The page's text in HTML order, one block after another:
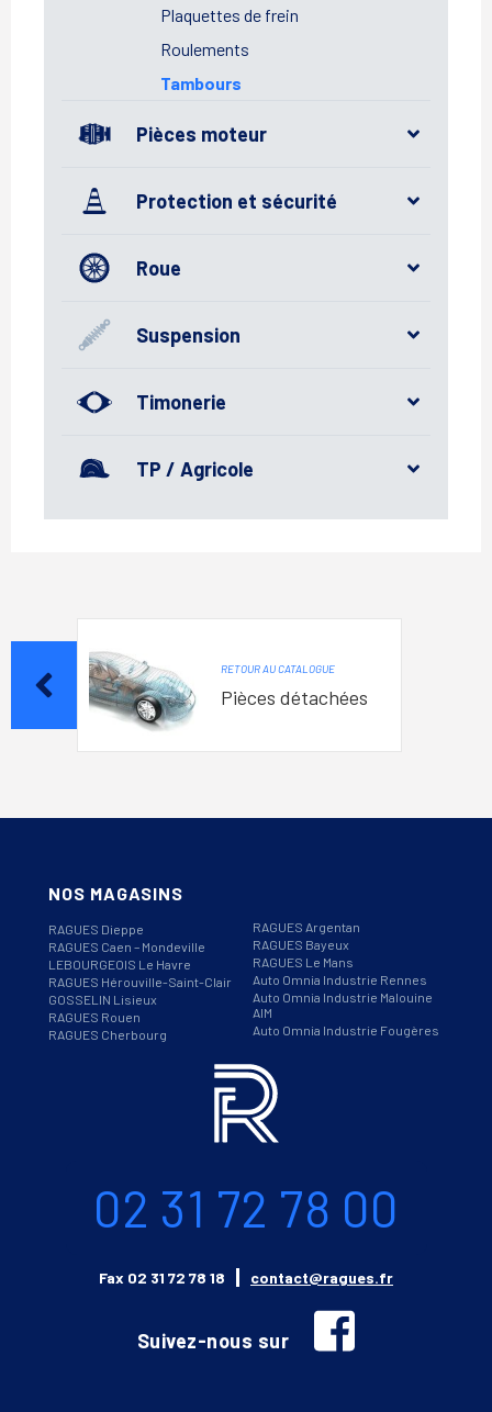
Plaquettes de frein
Roulements
Tambours
Pièces moteur
Protection et sécurité
Roue
Suspension
Timonerie
TP / Agricole
RETOUR AU CATALOGUE
Pièces détachées
NOS MAGASINS
RAGUES Dieppe
RAGUES Caen – Mondeville
LEBOURGEOIS Le Havre
RAGUES Hérouville-Saint-Clair
GOSSELIN Lisieux
RAGUES Rouen
RAGUES Cherbourg
RAGUES Argentan
RAGUES Bayeux
RAGUES Le Mans
Auto Omnia Industrie Rennes
Auto Omnia Industrie Malouine
AIM
Auto Omnia Industrie Fougères
02 31 72 78 00
Fax 02 31 72 78 18 Emailcontact@ragues.fr
Suivez-nous sur
facebook